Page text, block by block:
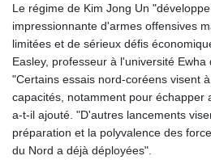
MKD
MMK
MNT
MOP
MRU
MUR
MVR
MWK
Le régime de Kim Jong Un
impressionnante d'armes offensives
limitées et de sérieux défis
Easley, professeur à l'université Ewha
"Certains essais nord-coréens visent
capacités, notamment pour échapper
a-t-il ajouté. "D'autres lancements
préparation et la polyvalence des
du Nord a déjà déployées".